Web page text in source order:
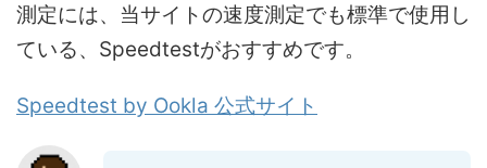
測定には、当サイトの速度測定でも標準で使用し
ている、Speedtestがおすすめです。
Speedtest by Ookla 公式サイト